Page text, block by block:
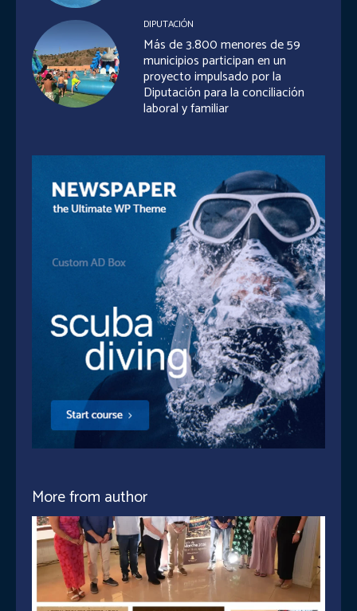
DIPUTACIÓN
Más de 3.800 menores de 59
municipios participan en un
proyecto impulsado por la
Diputación para la conciliación
laboral y familiar
More from author